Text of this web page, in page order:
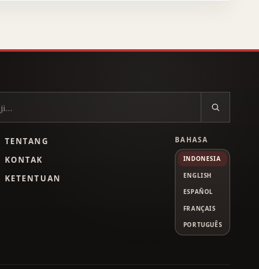
TENTANG
KONTAK
KETENTUAN
BAHASA
INDONESIA
ENGLISH
ESPAÑOL
FRANÇAIS
PORTUGUÊS